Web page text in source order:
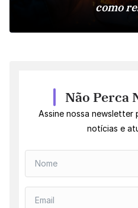
como
Não Perca
Assine nossa newsletter
notícias e